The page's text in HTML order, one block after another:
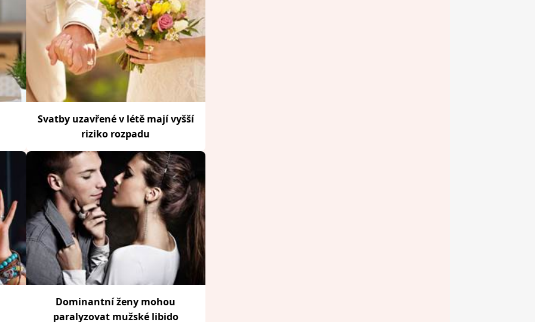
Svatby uzavřené v létě mají vyšší
riziko rozpadu
Dominantní ženy mohou
paralyzovat mužské libido